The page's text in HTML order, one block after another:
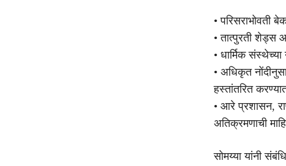
• परिसराभोवती
• तात्पुरती शेड्स
• धार्मिक
• अधिकृत
हस्तांतरित
• आरे प्रशासन,
अतिक्रमणाची
सोमय्या यांनी